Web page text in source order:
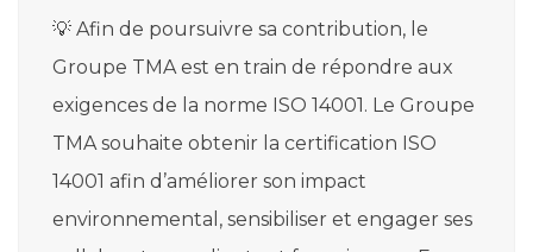
💡 Afin de poursuivre sa contribution, le
Groupe TMA est en train de répondre aux
exigences de la norme ISO 14001. Le Groupe
TMA souhaite obtenir la certification ISO
14001 afin d’améliorer son impact
environnemental, sensibiliser et engager ses